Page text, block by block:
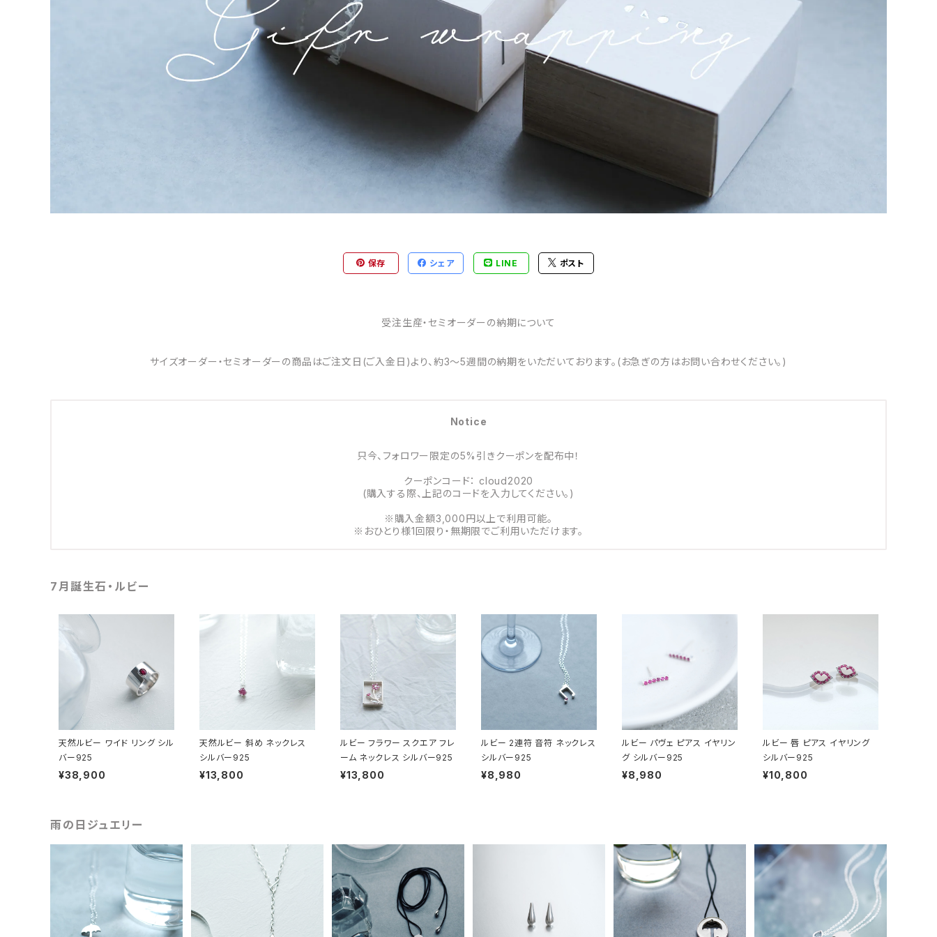
保存 シェア LINE ポスト
受注生産・セミオーダーの納期について
サイズオーダー・セミオーダーの商品はご注文日(ご入金日)より、約3～5週間の納期をいただいております。(お急ぎの方はお問い合わせください。)
Notice
只今、フォロワー限定の5%引きクーポンを配布中！
クーポンコード： cloud2020
(購入する際、上記のコードを入力してください。)
※購入金額3,000円以上で利用可能。
※おひとり様1回限り・無期限でご利用いただけます。
7月誕生石・ルビー
天然ルビー ワイド リング シル
バー925
¥38,900
天然ルビー 斜め ネックレス
シルバー925
¥13,800
ルビー フラワー スクエア フレ
ーム ネックレス シルバー925
¥13,800
ルビー 2連符 音符 ネックレス
シルバー925
¥8,980
ルビー パヴェ ピアス イヤリン
グ シルバー925
¥8,980
ルビー 唇 ピアス イヤリング
シルバー925
¥10,800
雨の日ジュエリー